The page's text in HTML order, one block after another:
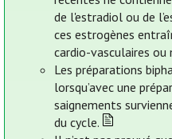
de l'estradiol ou de
ces estrogènes
cardio-vasculaires ou
Les préparations
lorsqu’avec une
saignements
du cycle.